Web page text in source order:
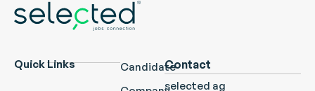
Quick Links
CandidateContact
selected ag